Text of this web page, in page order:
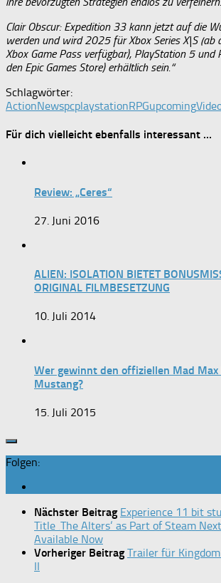
Clair Obscur: Expedition 33 kann jetzt auf die
werden und wird 2025 für Xbox Series X|S (ab
Xbox Game Pass verfügbar), PlayStation 5 und
den Epic Games Store) erhältlich sein.“
Schlagwörter:
ActionNewspcplaystationRPGupcoming
Für dich vielleicht ebenfalls interessant …
Review: „Ceres“
27. Juni 2016
ALIEN: ISOLATION BIETET
ORIGINAL FILMBESETZUNG
10. Juli 2014
Wer gewinnt den offiziellen Mad Max
Mustang?
15. Juli 2015
Folgen:
Nächster Beitrag Experience 11 bit
Title ‚The Alters‘ as Part of Steam
Available Now
Vorheriger Beitrag Trailer für
II